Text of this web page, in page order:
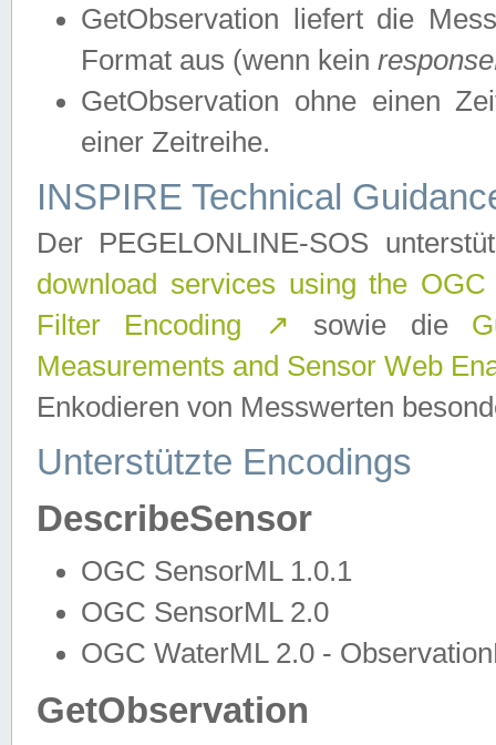
GetObservation liefert die
Format aus (wenn kein
GetObservation ohne einen
einer Zeitreihe.
INSPIRE Technical
Der PEGELONLINE-SOS
download services using the
Filter Encoding
↗ sowie die
Measurements and Sensor Web
Enkodieren von Messwerten
Unterstützte Encodings
DescribeSensor
OGC SensorML 1.0.1
OGC SensorML 2.0
OGC WaterML 2.0 -
GetObservation